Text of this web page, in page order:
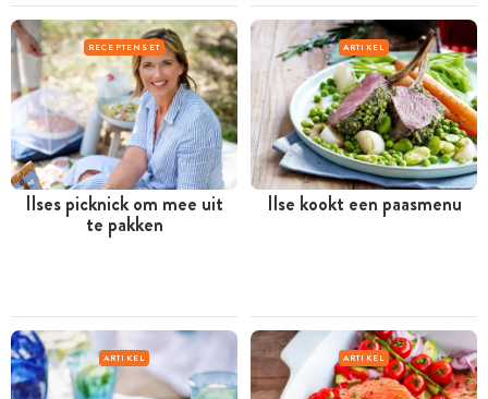
RECEPTENSET
Ilses picknick om mee uit
te pakken
ARTIKEL
Ilse kookt een paasmenu
ARTIKEL ARTIKEL